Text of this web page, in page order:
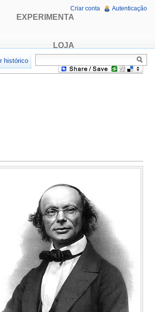
EXPERIMENTA
LOJA
Criar conta Autenticação
histórico